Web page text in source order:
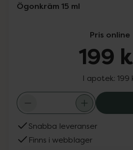
Ögonkräm 15 ml
Pris online
199
I apotek: 199
Snabba leveranser
Finns i webblager